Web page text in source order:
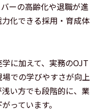
ーの高齢化や退職が進
化できる採用・育成体
に加えて、実務のOJT
での学びやすさが向上
い方でも段階的に、業
っています。